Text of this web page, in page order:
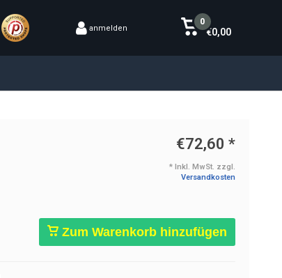
anmelden
0
€0,00
€72,60 *
* Inkl. MwSt. zzgl.
Versandkosten
Zum Warenkorb hinzufügen